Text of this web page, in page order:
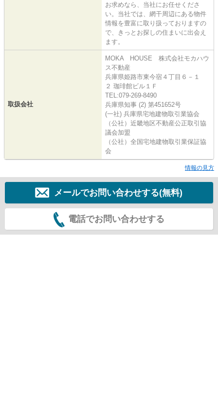
お求めなら、当社にお任せくださ
い。当社では、網干周辺にある物件
情報を豊富に取り扱っておりますの
で、きっとお探しの住まいに出会え
ます。
取扱会社
MOKA HOUSE 株式会社モカハウ
ス不動産
兵庫県姫路市東今宿４丁目６－１
２ 珈琲館ビル１Ｆ
TEL:079-269-8490
兵庫県知事 (2) 第451652号
(一社) 兵庫県宅地建物取引業協会
（公社）近畿地区不動産公正取引協
議会加盟
（公社）全国宅地建物取引業保証協
会
情報の見方
メールでお問い合わせする(無料)
電話でお問い合わせする